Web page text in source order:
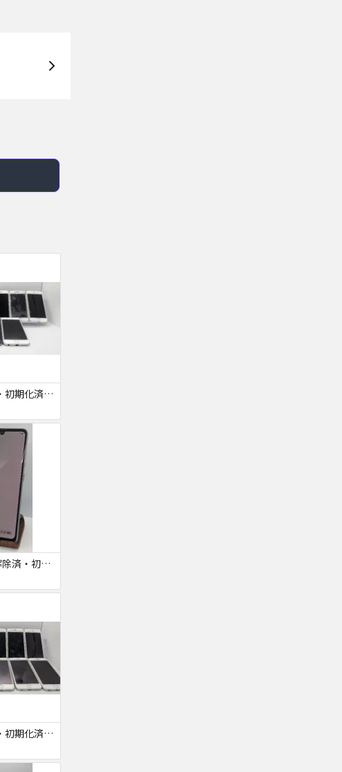
【ジャンク品・初期化済・SIMロック解除済】iPhone6 7台セット
【SIMロック解除済・初期化済】Galaxy A41 SCV48
【ジャンク品・初期化済】iPhone6 10台セット